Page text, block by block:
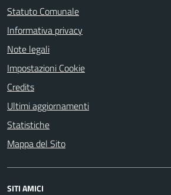
Statuto Comunale
Informativa privacy
Note legali
Impostazioni Cookie
Credits
Ultimi aggiornamenti
Statistiche
Mappa del Sito
SITI AMICI